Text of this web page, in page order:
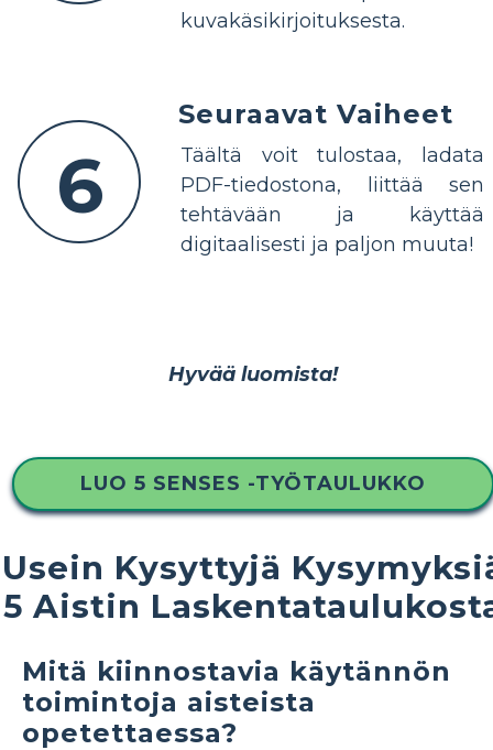
kuvakäsikirjoituksesta.
6
Seuraavat Vaiheet
Täältä voit tulostaa, ladata
PDF-tiedostona, liittää sen
tehtävään ja käyttää
digitaalisesti ja paljon muuta!
Hyvää luomista!
LUO 5 SENSES -TYÖTAULUKKO
Usein Kysyttyjä
5 Aistin
Mitä kiinnostavia käytännön
toimintoja aisteista
opetettaessa?